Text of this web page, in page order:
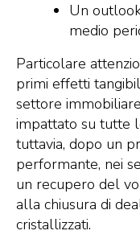
Un
medio
Particolare
primi effetti
settore
impattato su tutte
tuttavia, dopo un
performante, nei
un recupero del
alla chiusura di
cristallizzati.